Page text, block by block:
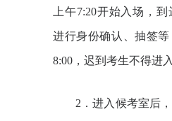
上午7:20开始入场，到
进行身份确认、抽签
8:00 ，迟到考生不得进
2 ．进入候考室后